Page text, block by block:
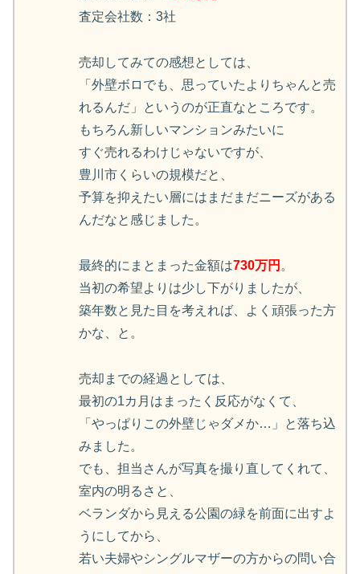
査定会社数：3社
売却してみての感想としては、
「外壁ボロでも、思っていたよりちゃんと売
れるんだ」というのが正直なところです。
もちろん新しいマンションみたいに
すぐ売れるわけじゃないですが、
豊川市くらいの規模だと、
予算を抑えたい層にはまだまだニーズがある
んだなと感じました。
最終的にまとまった金額は730万円 。
当初の希望よりは少し下がりましたが、
築年数と見た目を考えれば、よく頑張った方
かな、と。
売却までの経過としては、
最初の1カ月はまったく反応がなくて、
「やっぱりこの外壁じゃダメか…」と落ち込
みました。
でも、担当さんが写真を撮り直してくれて、
室内の明るさと、
ベランダから見える公園の緑を前面に出すよ
うにしてから、
若い夫婦やシングルマザーの方からの問い合